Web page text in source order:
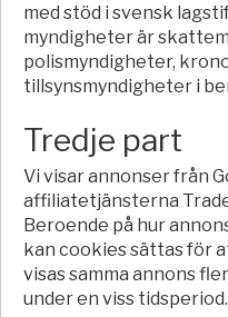
med stöd i svensk
myndigheter är
polismyndigheter,
tillsynsmyndigheter i
Tredje part
Vi visar annonser från
affiliatetjänsterna
Beroende på hur
kan cookies sättas för
visas samma annons
under en viss tidsperiod.